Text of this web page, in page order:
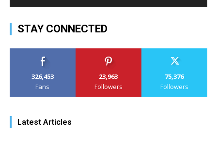
STAY CONNECTED
326,453
Fans
23,963
Followers
75,376
Followers
Latest Articles